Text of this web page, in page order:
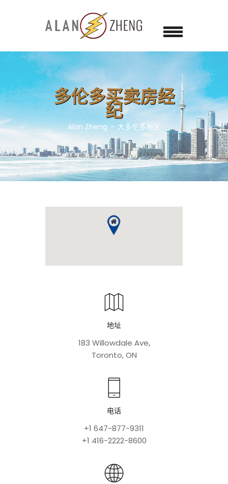
多伦多买卖房经
纪
Alan Zheng 大多伦多地区
地址
183 Willowdale Ave,
Toronto, ON
电话
+1 647-877-9311
+1 416-2222-8600